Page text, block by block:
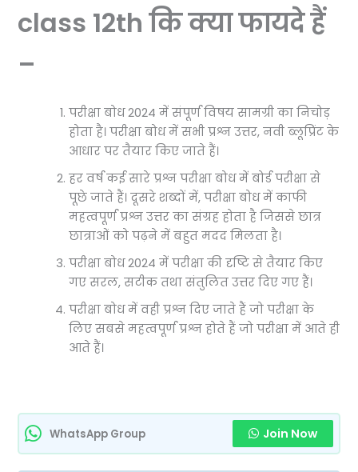
class 12th कि क्या फायदे हैं
–
परीक्षा बोध 2024 में संपूर्ण विषय सामग्री का निचोड़
होता है। परीक्षा बोध में सभी प्रश्न उत्तर, नवी ब्लूप्रिंट के
आधार पर तैयार किए जाते हैं।
हर वर्ष कई सारे प्रश्न परीक्षा बोध में बोर्ड परीक्षा से
पूछे जाते हैं। दूसरे शब्दों में, परीक्षा बोध में काफी
महत्वपूर्ण प्रश्न उत्तर का संग्रह होता है जिससे छात्र
छात्राओं को पढ़ने में बहुत मदद मिलता है।
परीक्षा बोध 2024 में परीक्षा की दृष्टि से तैयार किए
गए सरल, सटीक तथा संतुलित उत्तर दिए गए हैं।
परीक्षा बोध में वही प्रश्न दिए जाते हैं जो परीक्षा के
लिए सबसे महत्वपूर्ण प्रश्न होते हैं जो परीक्षा में आते ही
आते हैं।
WhatsApp Group Join Now